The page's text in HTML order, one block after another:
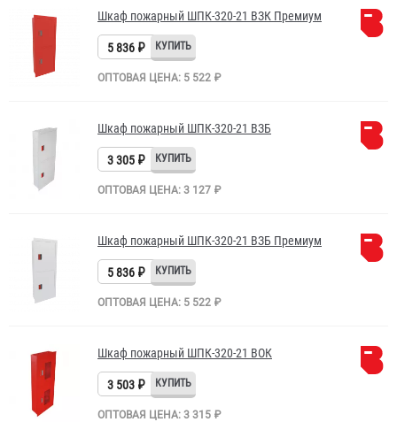
Шкаф пожарный ШПК-320-21 ВЗК Премиум
5 836 ₽
ОПТОВАЯ ЦЕНА: 5 522 ₽
Шкаф пожарный ШПК-320-21 ВЗБ
3 305 ₽
ОПТОВАЯ ЦЕНА: 3 127 ₽
Шкаф пожарный ШПК-320-21 ВЗБ Премиум
5 836 ₽
ОПТОВАЯ ЦЕНА: 5 522 ₽
Шкаф пожарный ШПК-320-21 ВОК
3 503 ₽
ОПТОВАЯ ЦЕНА: 3 315 ₽